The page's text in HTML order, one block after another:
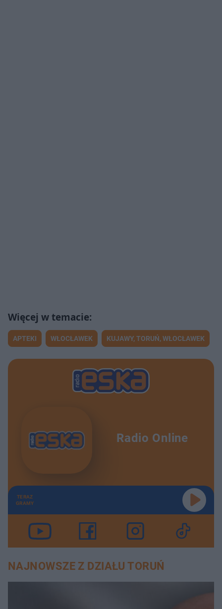
APTEKI WŁOCŁAWEK KUJAWY, TORUŃ, WŁOCŁAWEK
Radio Online
TERAZ
GRAMY
NAJNOWSZE Z DZIAŁU TORUŃ